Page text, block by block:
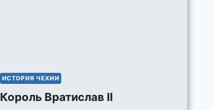
ИСТОРИЯ ЧЕХИИ
Король Вратислав II